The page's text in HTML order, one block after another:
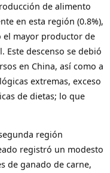
de alimento
en esta región (0.8%),
el mayor productor de
Este descenso se debió
en China, así como a
extremas, exceso
de dietas; lo que
región
registró un modesto
de ganado de carne,